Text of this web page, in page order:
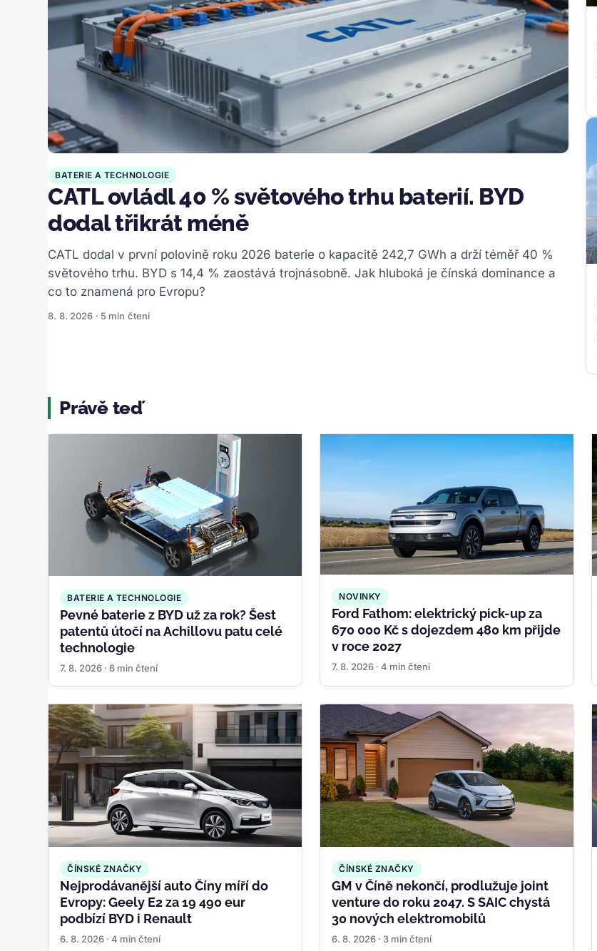
BATERIE A TECHNOLOGIE
CATL ovládl 40 % světového trhu baterií. BYD
dodal třikrát méně
CATL dodal v první polovině roku 2026 baterie o kapacitě 242,7 GWh a drží téměř 40 %
světového trhu. BYD s 14,4 % zaostává trojnásobně. Jak hluboká je čínská dominance a
co to znamená pro Evropu?
8. 8. 2026 · 5 min čtení
Právě teď
BATERIE A TECHNOLOGIE
Pevné baterie z BYD už za rok? Šest
patentů útočí na Achillovu patu celé
technologie
7. 8. 2026 · 6 min čtení
NOVINKY
Ford Fathom: elektrický pick-up za
670 000 Kč s dojezdem 480 km přijde
v roce 2027
7. 8. 2026 · 4 min čtení
ČÍNSKÉ ZNAČKY
Nejprodávanější auto Číny míří do
Evropy: Geely E2 za 19 490 eur
podbízí BYD i Renault
6. 8. 2026 · 4 min čtení
ČÍNSKÉ ZNAČKY
GM v Číně nekončí, prodlužuje joint
venture do roku 2047. S SAIC chystá
30 nových elektromobilů
6. 8. 2026 · 3 min čtení